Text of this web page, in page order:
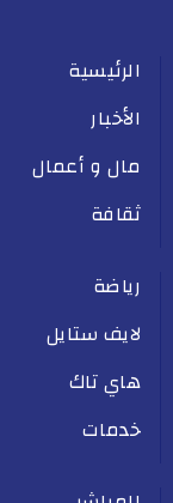
الرئيسية
الأخبار
مال و أعمال
ثقافة
رياضة
لايف ستايل
هاي تاك
خدمات